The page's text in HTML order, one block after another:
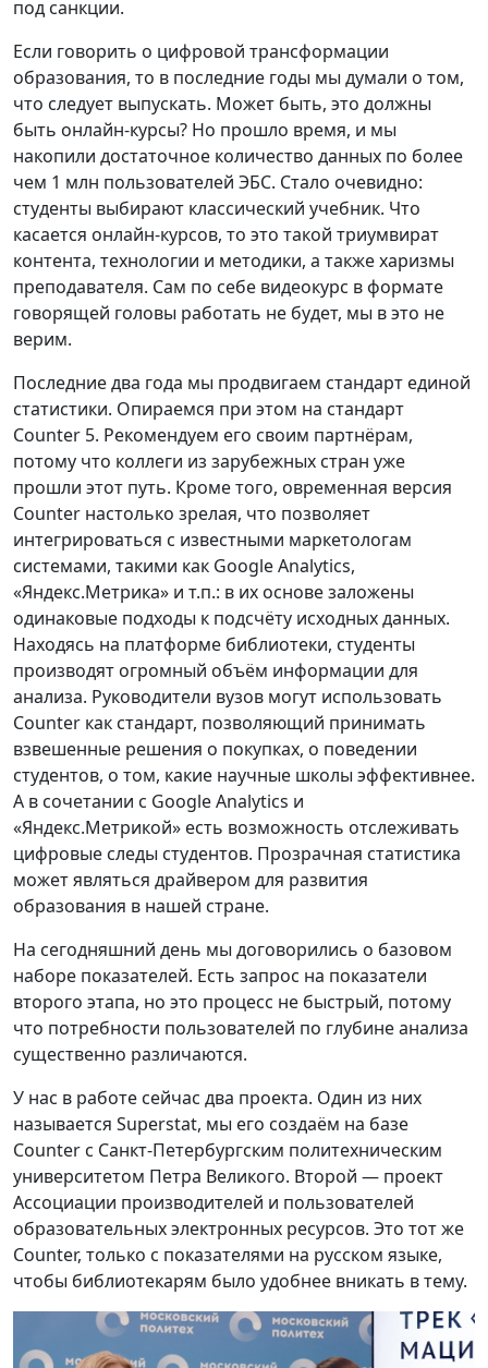
под санкции.
Если говорить о цифровой трансформации
образования, то в последние годы мы думали о том,
что следует выпускать. Может быть, это должны
быть онлайн-курсы? Но прошло время, и мы
накопили достаточное количество данных по более
чем 1 млн пользователей ЭБС. Стало очевидно:
студенты выбирают классический учебник. Что
касается онлайн-курсов, то это такой триумвират
контента, технологии и методики, а также харизмы
преподавателя. Сам по себе видеокурс в формате
говорящей головы работать не будет, мы в это не
верим.
Последние два года мы продвигаем стандарт единой
статистики. Опираемся при этом на стандарт
Counter 5. Рекомендуем его своим партнёрам,
потому что коллеги из зарубежных стран уже
прошли этот путь. Кроме того, овременная версия
Counter настолько зрелая, что позволяет
интегрироваться с известными маркетологам
системами, такими как Google Analytics,
«Яндекс.Метрика» и т.п.: в их основе заложены
одинаковые подходы к подсчёту исходных данных.
Находясь на платформе библиотеки, студенты
производят огромный объём информации для
анализа. Руководители вузов могут использовать
Counter как стандарт, позволяющий принимать
взвешенные решения о покупках, о поведении
студентов, о том, какие научные школы эффективнее.
А в сочетании с Google Analytics и
«Яндекс.Метрикой» есть возможность отслеживать
цифровые следы студентов. Прозрачная статистика
может являться драйвером для развития
образования в нашей стране.
На сегодняшний день мы договорились о базовом
наборе показателей. Есть запрос на показатели
второго этапа, но это процесс не быстрый, потому
что потребности пользователей по глубине анализа
существенно различаются.
У нас в работе сейчас два проекта. Один из них
называется Superstat, мы его создаём на базе
Counter с Санкт-Петербургским политехническим
университетом Петра Великого. Второй — проект
Ассоциации производителей и пользователей
образовательных электронных ресурсов. Это тот же
Counter, только с показателями на русском языке,
чтобы библиотекарям было удобнее вникать в тему.